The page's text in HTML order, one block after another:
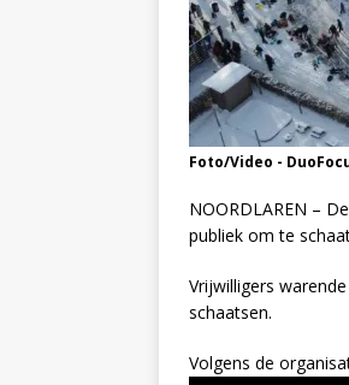
Foto/Video -
NOORDLAREN –
publiek om te
Vrijwilligers
schaatsen.
Volgens de